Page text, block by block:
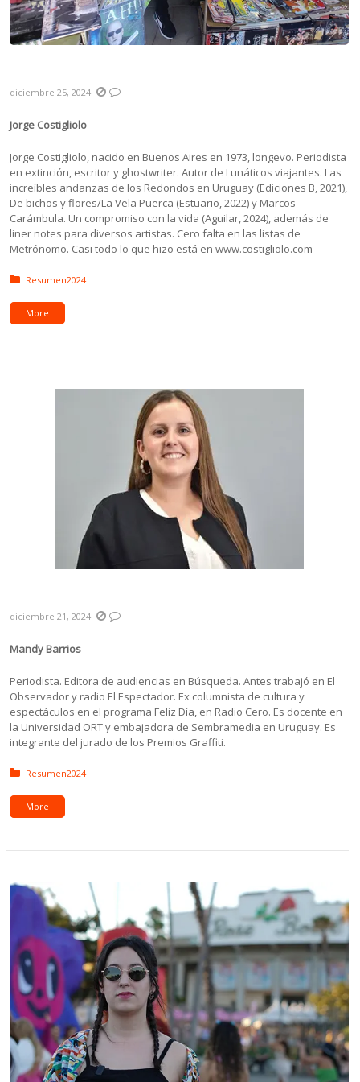
diciembre 25, 2024
Jorge Costigliolo
Jorge Costigliolo, nacido en Buenos Aires en 1973, longevo. Periodista
en extinción, escritor y ghostwriter. Autor de Lunáticos viajantes. Las
increíbles andanzas de los Redondos en Uruguay (Ediciones B, 2021),
De bichos y flores/La Vela Puerca (Estuario, 2022) y Marcos
Carámbula. Un compromiso con la vida (Aguilar, 2024), además de
liner notes para diversos artistas. Cero falta en las listas de
Metrónomo. Casi todo lo que hizo está en www.costigliolo.com
Posted in:
Resumen2024
More
diciembre 21, 2024
Mandy Barrios
Periodista. Editora de audiencias en Búsqueda. Antes trabajó en El
Observador y radio El Espectador. Ex columnista de cultura y
espectáculos en el programa Feliz Día, en Radio Cero. Es docente en
la Universidad ORT y embajadora de Sembramedia en Uruguay. Es
integrante del jurado de los Premios Graffiti.
Posted in:
Resumen2024
More